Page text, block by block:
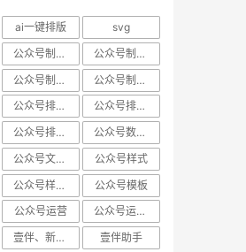
ai一键排版
svg
公众号制作、公众号排版
公众号制作、公众号模板
公众号制作，公众号排版
公众号制作，公众号排版、微信编辑器
公众号排版，公众号模板
公众号排版，公众号素材
公众号排版，排版样式
公众号数据分析
公众号文章、公众号运营
公众号样式
公众号样式，微信编辑器
公众号模板
公众号运营
公众号运营，公众号编辑器
壹伴、新媒体运营
壹伴助手